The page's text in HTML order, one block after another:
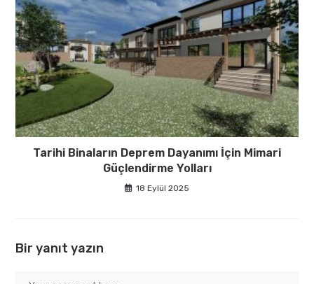
Tarihi Binaların Deprem Dayanımı İçin Mimari
Güçlendirme Yolları
18 Eylül 2025
Bir yanıt yazın
Comment